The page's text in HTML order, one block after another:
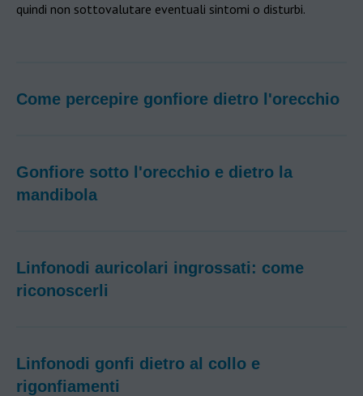
quindi non sottovalutare eventuali sintomi o disturbi.
Come percepire gonfiore dietro l'orecchio
Gonfiore sotto l'orecchio e dietro la
mandibola
Linfonodi auricolari ingrossati: come
riconoscerli
Linfonodi gonfi dietro al collo e
rigonfiamenti